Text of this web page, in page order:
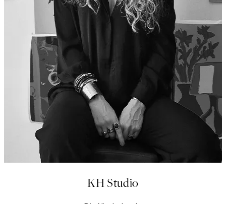
KH Studio